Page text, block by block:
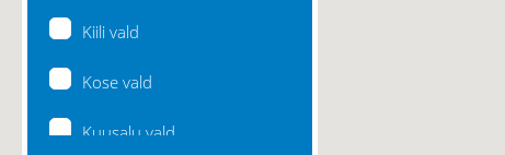
Kiili vald
Kose vald
Kuusalu vald